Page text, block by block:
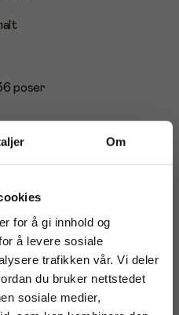
Om
for å gi innhold og
å levere sosiale
trafikken vår. Vi deler
du bruker nettstedet
sosiale medier,
poser